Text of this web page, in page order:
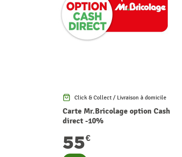
Click & Collect / Livraison à domicile
Carte Mr.Bricolage option Cash
direct -10%
55€